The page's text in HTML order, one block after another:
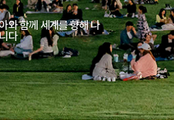
와 함께 세계를 향해 나
다